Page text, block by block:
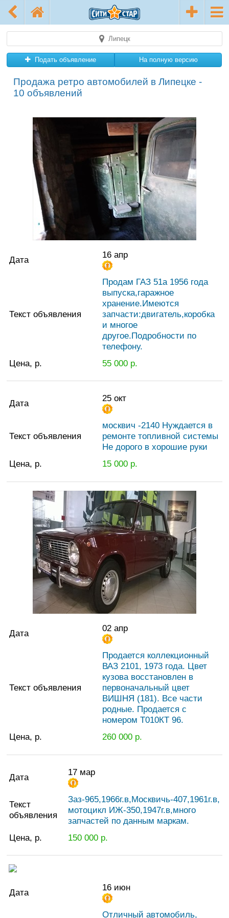
Липецк
Подать объявление На полную версию
Продажа ретро автомобилей в Липецке -
10 объявлений
Дата 16 апр
Текст объявления
Продам ГАЗ 51а 1956 года
выпуска,гаражное
хранение.Имеются
запчасти:двигатель,коробка
и многое
другое.Подробности по
телефону.
Цена, р.
55 000р.
Дата 25 окт
Текст объявления
москвич -2140 Нуждается в
ремонте топливной системы
Не дорого в хорошие руки
Цена, р.
15 000р.
Дата 02 апр
Текст объявления
Продается коллекционный
ВАЗ 2101, 1973 года. Цвет
кузова восстановлен в
первоначальный цвет
ВИШНЯ (181). Все части
родные. Продается с
номером Т010КТ 96.
Цена, р.
260 000р.
Дата 17 мар
Текст
объявления
Заз-965,1966г.в,Москвичь-407,1961г.в,
мотоцикл ИЖ-350,1947г.в,много
запчастей по данным маркам.
Цена, р.
150 000р.
Дата 16 июн
Отличный автомобиль,